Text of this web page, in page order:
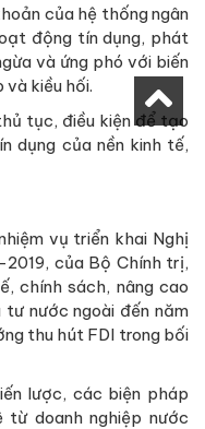
của hệ thống ngân
động tín dụng, phát
và ứng phó với biến
và kiều hối.
tục, điều kiện để tạo
dụng của nền kinh tế,
vụ triển khai Nghị
của Bộ Chính trị,
chính sách, nâng cao
nước ngoài đến năm
thu hút FDI trong bối
lược, các biện pháp
từ doanh nghiệp nước